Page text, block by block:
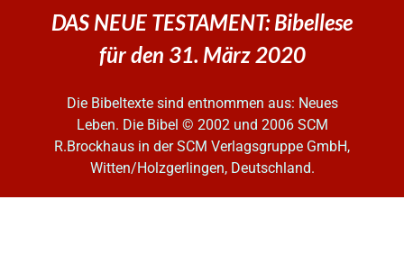
DAS NEUE TESTAMENT: Bibellese
für den 31. März 2020
Die Bibeltexte sind entnommen aus: Neues
Leben. Die Bibel © 2002 und 2006 SCM
R.Brockhaus in der SCM Verlagsgruppe GmbH,
Witten/Holzgerlingen, Deutschland.